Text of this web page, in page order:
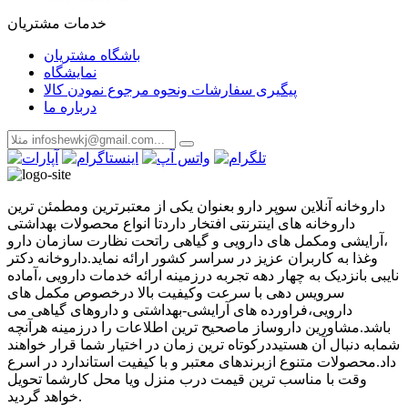
خدمات مشتریان
باشگاه مشتریان
نمایشگاه
پیگیری سفارشات ونحوه مرجوع نمودن کالا
درباره ما
داروخانه آنلاین سوپر دارو بعنوان یکی از معتبرترین ومطمئن ترین
داروخانه های اینترنتی افتخار داردتا انواع محصولات بهداشتی
،آرایشی ومکمل های دارویی و گیاهی راتحت نظارت سازمان دارو
وغذا به کاربران عزیز در سراسر کشور ارائه نماید.داروخانه دکتر
نایبی بانزدیک به چهار دهه تجربه درزمینه ارائه خدمات دارویی ،آماده
سرویس دهی با سرعت وکیفیت بالا درخصوص مکمل های
دارویی،فراورده های آرایشی-بهداشتی و داروهای گیاهی می
باشد.مشاورین داروساز ماصحیح ترین اطلاعات را درزمینه هرآنچه
شمابه دنبال آن هستیددرکوتاه ترین زمان در اختیار شما قرار خواهند
داد.محصولات متنوع ازبرندهای معتبر و با کیفیت استاندارد در اسرع
وقت با مناسب ترین قیمت درب منزل ویا محل کارشما تحویل
خواهد گردید.